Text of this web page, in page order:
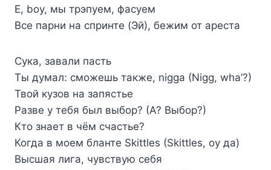
Е, boy, мы трэпуем, фасуем
Все парни на спринте (Эй), бежим от ареста
Сука, завали пасть
Ты думал: сможешь также, nigga (Nigg, wha’?)
Твой кузов на запястье
Разве у тебя был выбор? (А? Выбор?)
Кто знает в чём счастье?
Когда в моем бланте Skittles (Skittles, оу да)
Высшая лига, чувствую себя